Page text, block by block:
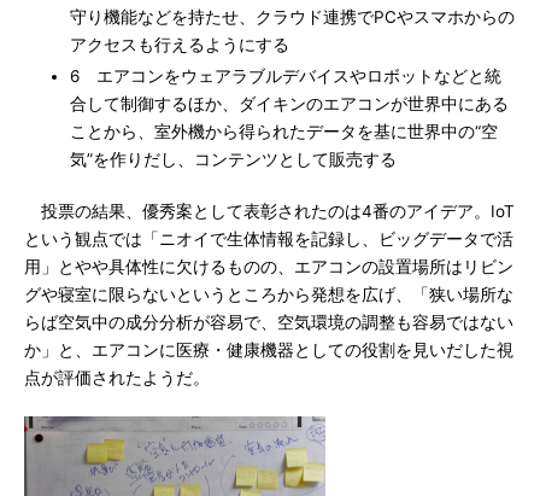
守り機能などを持たせ、クラウド連携でPCやスマホからの
アクセスも行えるようにする
6 エアコンをウェアラブルデバイスやロボットなどと統
合して制御するほか、ダイキンのエアコンが世界中にある
ことから、室外機から得られたデータを基に世界中の“空
気”を作りだし、コンテンツとして販売する
投票の結果、優秀案として表彰されたのは4番のアイデア。IoT
という観点では「ニオイで生体情報を記録し、ビッグデータで活
用」とやや具体性に欠けるものの、エアコンの設置場所はリビン
グや寝室に限らないというところから発想を広げ、「狭い場所な
らば空気中の成分分析が容易で、空気環境の調整も容易ではない
か」と、エアコンに医療・健康機器としての役割を見いだした視
点が評価されたようだ。